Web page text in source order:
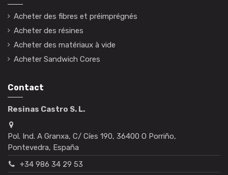
Acheter des fibres et préimprégnés
Acheter des résines
Acheter des matériaux à vide
Acheter Sandwich Cores
Contact
Resinas Castro S. L.
Pol. Ind. A Granxa, C/ Cíes 190, 36400 O Porriño,
Pontevedra, España
+34 986 34 29 53